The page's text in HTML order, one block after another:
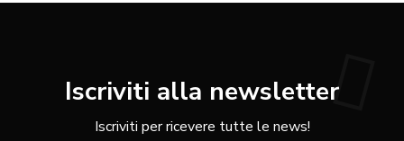
Iscriviti alla newsletter
Iscriviti per ricevere tutte le news!